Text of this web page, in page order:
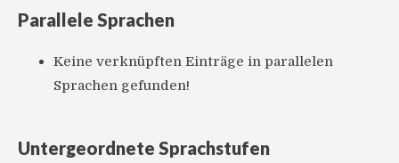
Parallele Sprachen
Keine verknüpften Einträge in parallelen
Sprachen gefunden!
Untergeordnete Sprachstufen